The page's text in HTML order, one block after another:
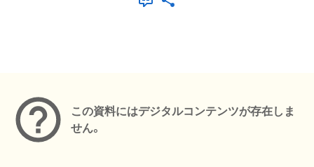
この資料にはデジタルコンテンツが存在しま
せん。